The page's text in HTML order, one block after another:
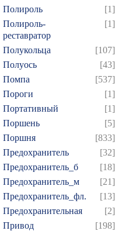
Полироль
[1]
Полироль-
реставратор
[1]
Полукольца
[107]
Полуось
[43]
Помпа
[537]
Пороги
[1]
Портативный
[1]
Поршень
[5]
Поршня
[833]
Предохранитель
[32]
Предохранитель_б
[18]
Предохранитель_м
[21]
Предохранитель_фл.
[13]
Предохранительная
[2]
Привод
[198]